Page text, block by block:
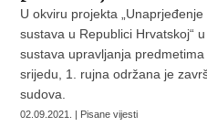
U okviru projekta
sustava u Republici Hrvatskoj“
sustava upravljanja
srijedu, 1. rujna održana je
sudova.
02.09.2021. | Pisane vijesti